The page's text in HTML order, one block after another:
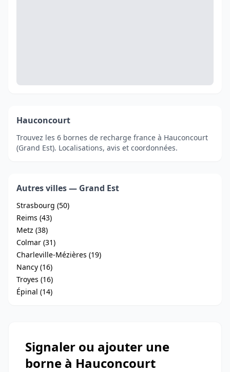
Hauconcourt
Trouvez les 6 bornes de recharge france à Hauconcourt
(Grand Est). Localisations, avis et coordonnées.
Autres villes — Grand Est
Strasbourg (50)
Reims (43)
Metz (38)
Colmar (31)
Charleville-Mézières (19)
Nancy (16)
Troyes (16)
Épinal (14)
Signaler ou ajouter une
borne à Hauconcourt